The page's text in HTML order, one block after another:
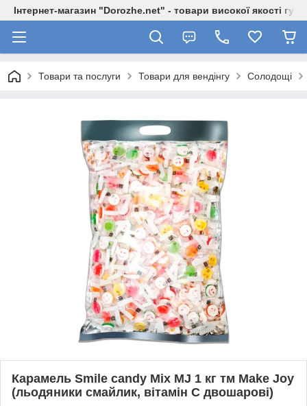
Інтернет-магазин "Dorozhe.net" - товари високої якості
Товари та послуги Товари для вендінгу Солодощі
Карамель Smile candy Mix MJ 1 кг тм Make Joy
(льодяники смайлик, вітамін С двошарові)